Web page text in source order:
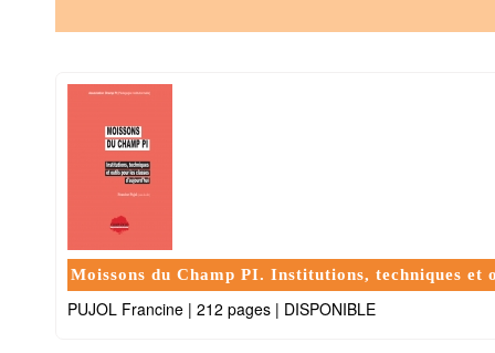
Moissons du Champ PI. Institutions, techniques
PUJOL Francine | 212 pages | DISPONIBLE